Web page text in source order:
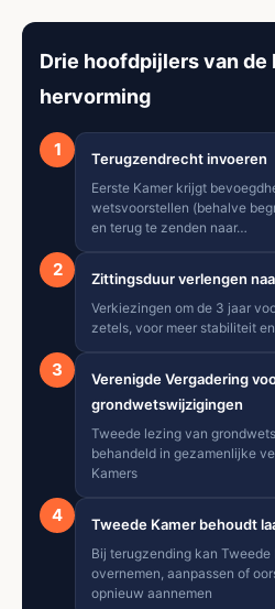
Drie hoofdpijlers van de
hervorming
1 Terugzendrecht invoeren
Eerste Kamer krijgt
wetsvoorstellen (behalve
en terug te zenden naar…
2 Zittingsduur verlengen
Verkiezingen om de 3 jaar
zetels, voor meer stabiliteit
3
Verenigde Vergadering
grondwetswijzigingen
Tweede lezing van
behandeld in gezamenlijke
Kamers
4 Tweede Kamer behoudt
Bij terugzending kan
overnemen, aanpassen of
opnieuw aannemen